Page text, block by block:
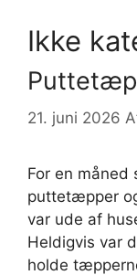
Ikke
21. juni 2026
For en måned
puttetæpper
var ude af
Heldigvis var
holde